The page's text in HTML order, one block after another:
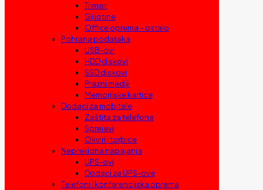
Trimeri
Giljotine
Office oprema – ostalo
Pohrana podataka
USB-ovi
HDD diskovi
SSD diskovi
Prazni mediji
Memorijske kartice
Dodaci za mobitele
Zaštita za telefone
Sprejevi
Okviri i torbice
Neprekidna napajanja
UPS-ovi
Dodaci za UPS-ove
Telefoni i konferencijska oprema